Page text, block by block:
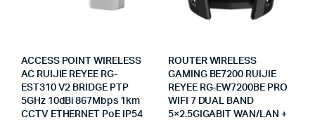
ACCESS POINT WIRELESS
AC RUIJIE REYEE RG-
EST310 V2 BRIDGE PTP
5GHz 10dBi 867Mbps 1km
CCTV ETHERNET PoE IP54
ROUTER WIRELESS
GAMING BE7200 RUIJIE
REYEE RG-EW7200BE PRO
WIFI 7 DUAL BAND
5×2.5GIGABIT WAN/LAN +